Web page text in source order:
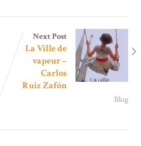
Next Post
La Ville de
vapeur –
Carlos
Ruiz Zafón
Blog